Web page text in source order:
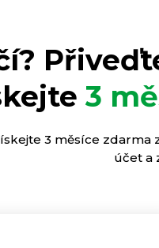
3
3 měsíce zdarma
účet a